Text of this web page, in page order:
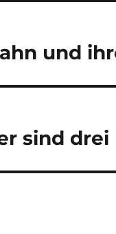
und
sind